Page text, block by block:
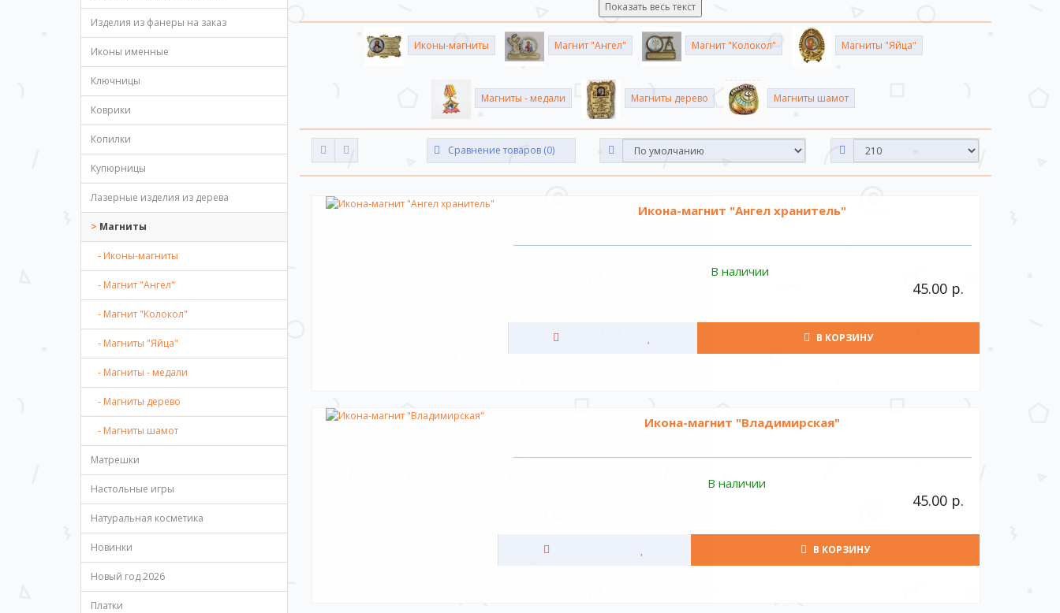
Изделия из фанеры на заказ
Иконы именные
Ключницы
Коврики
Копилки
Купюрницы
Лазерные изделия из дерева
Магниты
- Иконы-магниты
- Магнит "Ангел"
- Магнит "Колокол"
- Магниты "Яйца"
- Магниты - медали
- Магниты дерево
- Магниты шамот
Матрешки
Настольные игры
Натуральная косметика
Новинки
Новый год 2026
Платки
Наш консультант свяжется с вами для уточнения вопросов.
Что такое магнит?
Магнитом называется тело, обладающее собственным магнитным полем. Самым маленьким и простым магнитом является электрон. Мы
предлагаем вам постоянные магниты. Эти магниты представляют собой изделие, которое состоит из ферромагнетика. Данные магниты
способны сохранять остаточную намагниченность. Для изготовления магнитов используются: никель, железо, кобальт и другие сплавы
редкоземельных металлов.
Приятных покупок!
Показать весь текст
Иконы-магниты Магнит "Ангел" Магнит "Колокол" Магниты "Яйца"
Магниты - медали Магниты дерево Магниты шамот
Сравнение товаров (0)
Икона-магнит "Ангел хранитель"
В наличии
45.00 р.
В КОРЗИНУ
Икона-магнит "Владимирская"
В наличии
45.00 р.
В КОРЗИНУ